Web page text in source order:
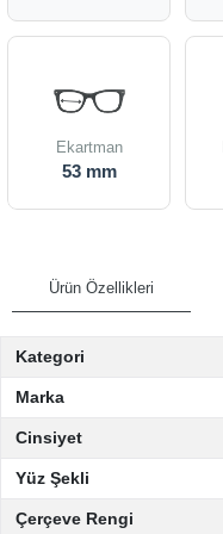
Ekartman
53 mm
Ürün Özellikleri
Kategori
Marka
Cinsiyet
Yüz Şekli
Çerçeve Rengi